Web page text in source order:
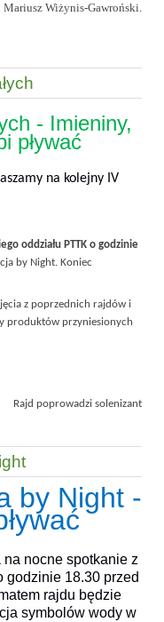
Wiżynis-Gawroński.
- Imieniny,
pływać
na kolejny IV
oddziału PTTK o godzinie
by Night. Koniec
z poprzednich rajdów i
produktów przyniesionych
Rajd poprowadzi solenizant
by Night -
nocne spotkanie z
godzinie 18.30 przed
rajdu będzie
symbolów wody w